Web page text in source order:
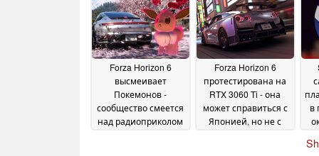
2026
Forza Horizon 6
высмеивает
Покемонов -
сообщество смеется
над радиоприколом
Forza Horizon 6
протестирована на
RTX 3060 Ti - она
может справиться с
Японией, но не с
в